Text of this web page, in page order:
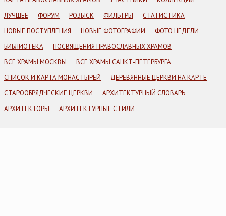
ЛУЧШЕЕ
ФОРУМ РОЗЫСК ФИЛЬТРЫ
СТАТИСТИКА
НОВЫЕ ПОСТУПЛЕНИЯ
НОВЫЕ ФОТОГРАФИИ
ФОТО НЕДЕЛИ
БИБЛИОТЕКА
ПОСВЯЩЕНИЯ ПРАВОСЛАВНЫХ ХРАМОВ
ВСЕ ХРАМЫ МОСКВЫ
ВСЕ ХРАМЫ САНКТ-ПЕТЕРБУРГА
СПИСОК И КАРТА МОНАСТЫРЕЙ
ДЕРЕВЯННЫЕ ЦЕРКВИ НА КАРТЕ
СТАРООБРЯДЧЕСКИЕ ЦЕРКВИ
АРХИТЕКТУРНЫЙ СЛОВАРЬ
АРХИТЕКТОРЫ
АРХИТЕКТУРНЫЕ СТИЛИ